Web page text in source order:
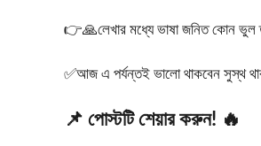
👉🙏লেখার মধ্যে ভাষা জনিত কোন ভুল
✅আজ এ পর্যন্তই ভালো থাকবেন সুস্থ
📌 পোস্টটি শেয়ার করুন! 🔥